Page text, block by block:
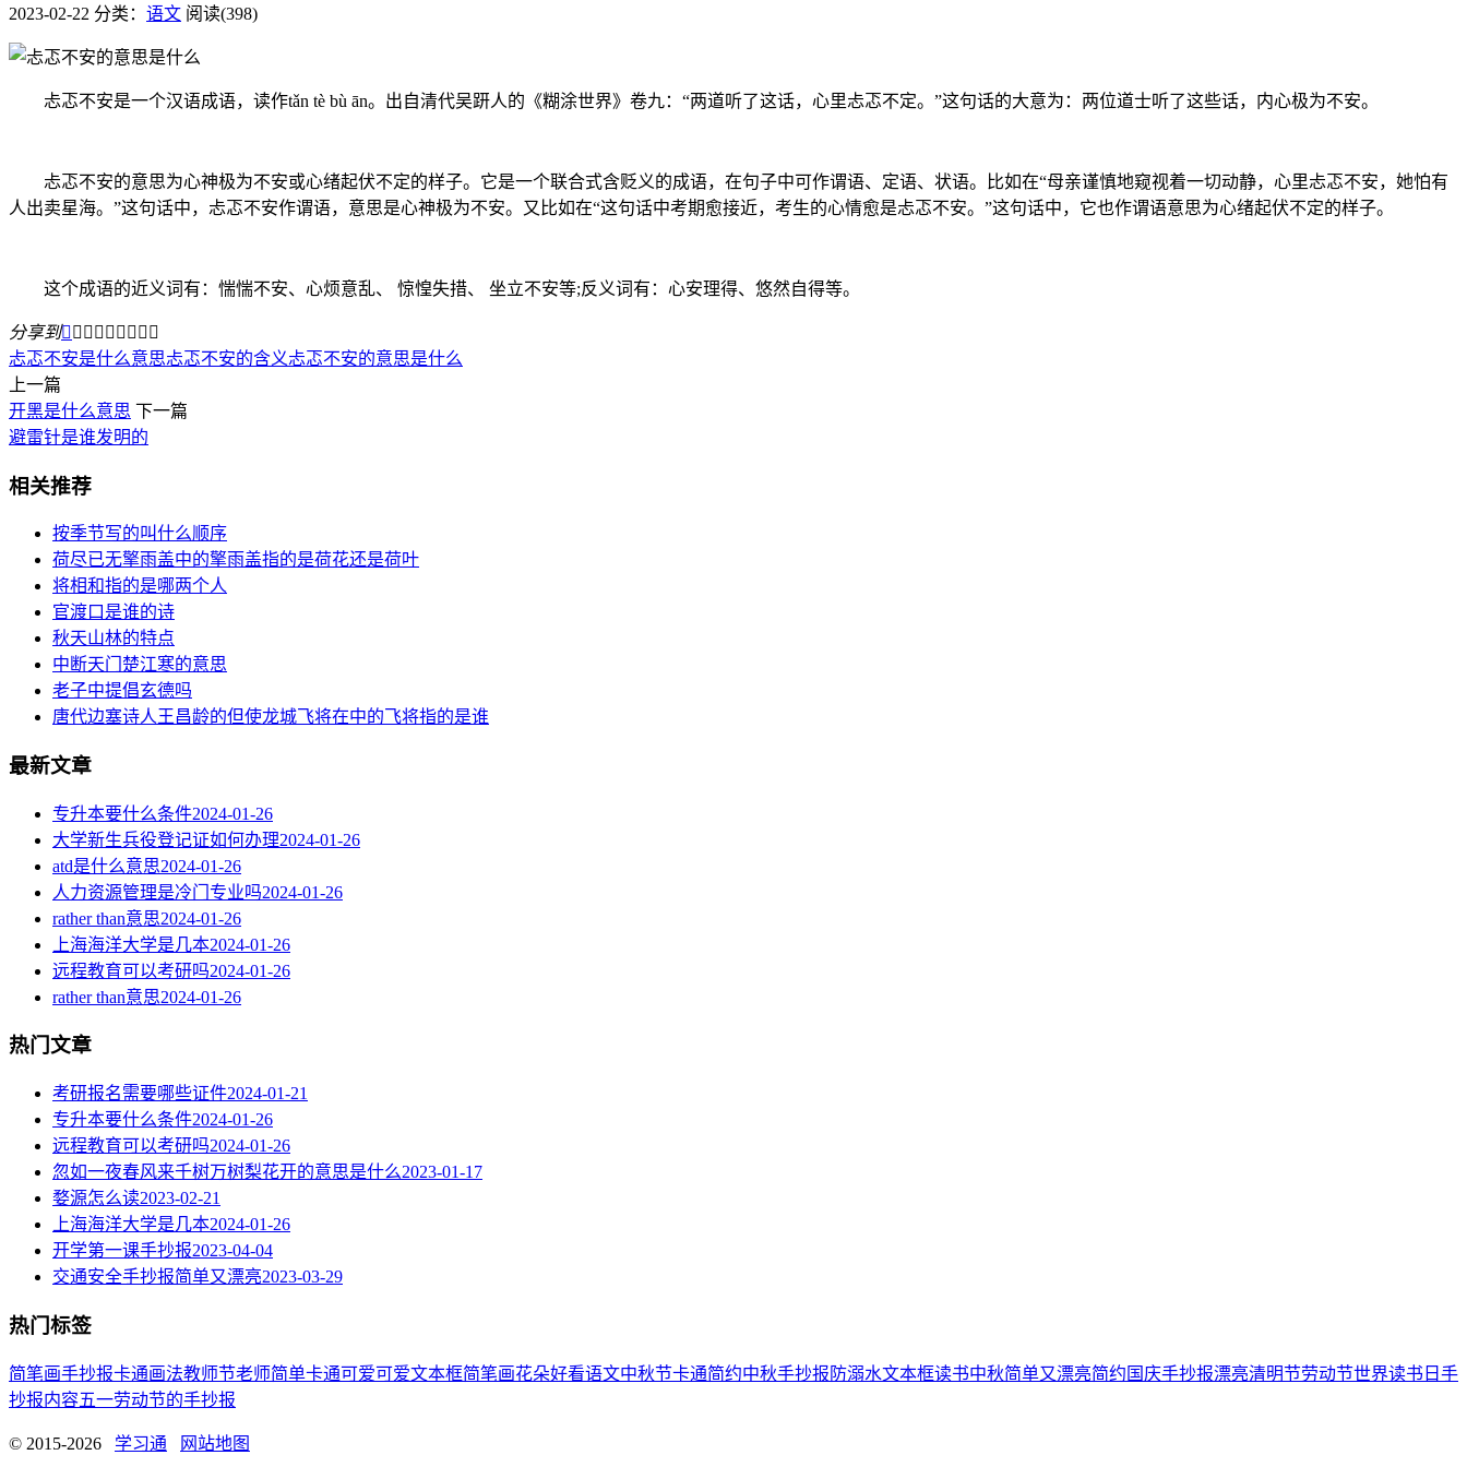
2023-02-22 分类： 语文 阅读(398)
忐忑不安是一个汉语成语，读作tǎn tè bù ān。出自清代吴趼人的《糊涂世界》卷九：“两道听了这话，心里忐忑不定。”这句话的大意为：两位道士听了这些话，内心极为不安。
忐忑不安的意思为心神极为不安或心绪起伏不定的样子。它是一个联合式含贬义的成语，在句子中可作谓语、定语、状语。比如在“母亲谨慎地窥视着一切动静，心里忐忑不安，她怕有
人出卖星海。”这句话中，忐忑不安作谓语，意思是心神极为不安。又比如在“这句话中考期愈接近，考生的心情愈是忐忑不安。”这句话中，它也作谓语意思为心绪起伏不定的样子。
这个成语的近义词有：惴惴不安、心烦意乱、 惊惶失措、 坐立不安等;反义词有：心安理得、悠然自得等。
分享到        
忐忑不安是什么意思忐忑不安的含义忐忑不安的意思是什么
上一篇
开黑是什么意思 下一篇
避雷针是谁发明的
相关推荐
按季节写的叫什么顺序
荷尽已无擎雨盖中的擎雨盖指的是荷花还是荷叶
将相和指的是哪两个人
官渡口是谁的诗
秋天山林的特点
中断天门楚江寒的意思
老子中提倡玄德吗
唐代边塞诗人王昌龄的但使龙城飞将在中的飞将指的是谁
最新文章
专升本要什么条件2024-01-26
大学新生兵役登记证如何办理2024-01-26
atd是什么意思2024-01-26
人力资源管理是冷门专业吗2024-01-26
rather than意思2024-01-26
上海海洋大学是几本2024-01-26
远程教育可以考研吗2024-01-26
rather than意思2024-01-26
热门文章
考研报名需要哪些证件2024-01-21
专升本要什么条件2024-01-26
远程教育可以考研吗2024-01-26
忽如一夜春风来千树万树梨花开的意思是什么2023-01-17
婺源怎么读2023-02-21
上海海洋大学是几本2024-01-26
开学第一课手抄报2023-04-04
交通安全手抄报简单又漂亮2023-03-29
热门标签
简笔画手抄报卡通画法教师节老师简单卡通可爱可爱文本框简笔画花朵好看语文中秋节卡通简约中秋手抄报 防溺水文本框读书中秋简单又漂亮简约 国庆手抄报漂亮清明节劳动节世界读书日 手
抄报内容五一劳动节的手抄报
© 2015-2026 学习通 网站地图